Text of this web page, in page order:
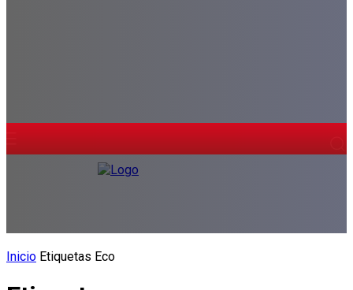
Inicio Etiquetas Eco